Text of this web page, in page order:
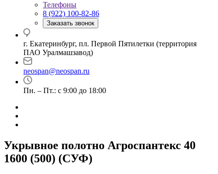
Телефоны
8 (922) 100-82-86
Заказать звонок
г. Екатеринбург, пл. Первой Пятилетки (территория
ПАО Уралмашзавод)
neospan@neospan.ru
Пн. – Пт.: с 9:00 до 18:00
Укрывное полотно Агроспантекс 40
1600 (500) (СУФ)